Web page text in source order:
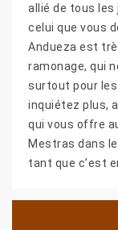
allié de tous les
celui que vous
Andueza est
ramonage, qui
surtout pour les
inquiétez plus,
qui vous offre
Mestras dans
tant que c’est